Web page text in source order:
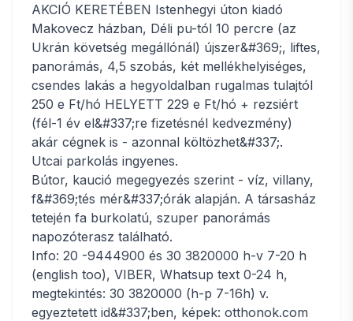
AKCIÓ KERETÉBEN Istenhegyi úton kiadó
Makovecz házban, Déli pu-tól 10 percre (az
Ukrán követség megállónál) újszer&#369;, liftes,
panorámás, 4,5 szobás, két mellékhelyiséges,
csendes lakás a hegyoldalban rugalmas tulajtól
250 e Ft/hó HELYETT 229 e Ft/hó + rezsiért
(fél-1 év el&#337;re fizetésnél kedvezmény)
akár cégnek is - azonnal költözhet&#337;.
Utcai parkolás ingyenes.
Bútor, kaució megegyezés szerint - víz, villany,
f&#369;tés mér&#337;órák alapján. A társasház
tetején fa burkolatú, szuper panorámás
napozóterasz található.
Info: 20 -9444900 és 30 3820000 h-v 7-20 h
(english too), VIBER, Whatsup text 0-24 h,
megtekintés: 30 3820000 (h-p 7-16h) v.
egyeztetett id&#337;ben, képek: otthonok.com